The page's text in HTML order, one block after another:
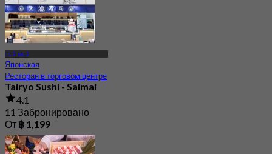
Сай Май
Японская
Ресторан в торговом центре
Tairyo Sushi - Saimai
4.1
11 Забронировано
От ฿ 1,199